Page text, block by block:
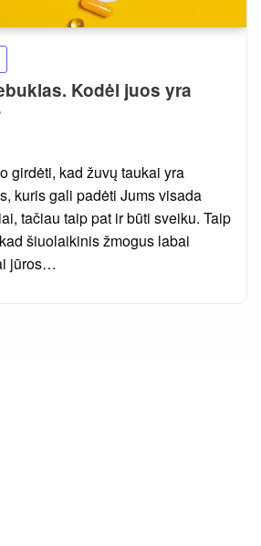
Kodėl juos yra
girdėti, kad žuvų taukai yra
kuris gali padėti Jums visada
tačiau taip pat ir būti sveiku. Taip
šiuolaikinis žmogus labai
jūros…